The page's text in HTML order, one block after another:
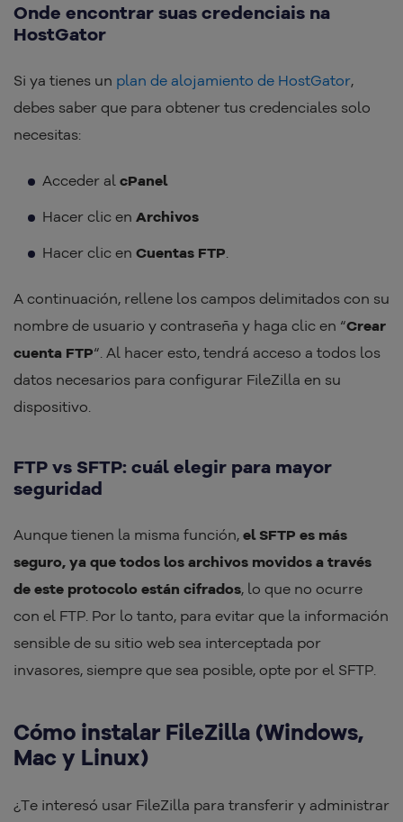
Onde encontrar suas credenciais na
HostGator
Si ya tienes un plan de alojamiento de HostGator,
debes saber que para obtener tus credenciales solo
necesitas:
Acceder al cPanel
Hacer clic en Archivos
Hacer clic en Cuentas FTP.
A continuación, rellene los campos delimitados con su
nombre de usuario y contraseña y haga clic en “Crear
cuenta FTP“. Al hacer esto, tendrá acceso a todos los
datos necesarios para configurar FileZilla en su
dispositivo.
FTP vs SFTP: cuál elegir para mayor
seguridad
Aunque tienen la misma función, el SFTP es más
seguro, ya que todos los archivos movidos a través
de este protocolo están cifrados, lo que no ocurre
con el FTP. Por lo tanto, para evitar que la información
sensible de su sitio web sea interceptada por
invasores, siempre que sea posible, opte por el SFTP.
Cómo instalar FileZilla (Windows,
Mac y Linux)
¿Te interesó usar FileZilla para transferir y administrar